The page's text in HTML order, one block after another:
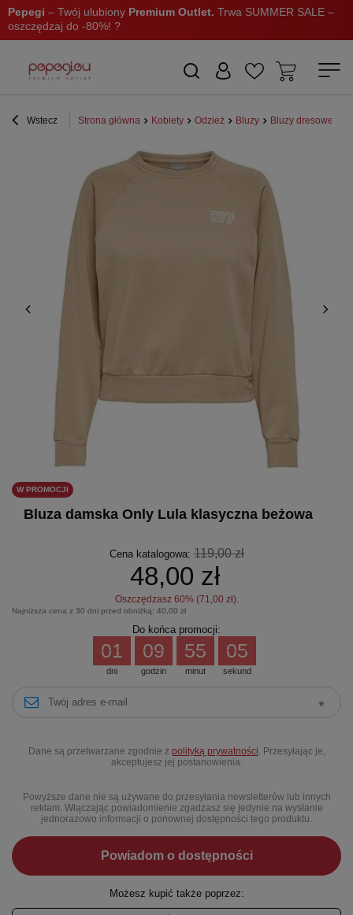
Pepegi – Twój ulubiony Premium Outlet. Trwa SUMMER SALE –
oszczędzaj do -80%! ?
Wstecz Strona główna Kobiety Odzież Bluzy Bluzy dresowe
W PROMOCJI
Bluza damska Only Lula klasyczna beżowa
Cena katalogowa:119,00 zł
48,00 zł
Oszczędzasz 60% (71,00 zł).
Najniższa cena z 30 dni przed obniżką: 40,00 zł
Do końca promocji:
dni
01
godzin
09
minut
55
sekund
05
Dane są przetwarzane zgodnie z polityką prywatności . Przesyłając je,
akceptujesz jej postanowienia.
Powyższe dane nie są używane do przesyłania newsletterów lub innych
reklam. Włączając powiadomienie zgadzasz się jedynie na wysłanie
jednorazowo informacji o ponownej dostępności tego produktu.
Powiadom o dostępności
Możesz kupić także poprzez: